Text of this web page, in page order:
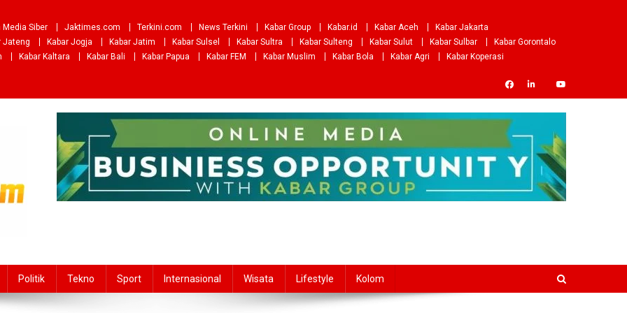
Media Siber Jaktimes.com Terkini.com News Terkini Kabar Group Kabar.id Kabar Aceh
Kabar Jakarta
Jateng Kabar Jogja Kabar Jatim Kabar Sulsel Kabar Sultra Kabar Sulteng Kabar Sulut Kabar Sulbar
Kabar Gorontalo
Kabar Kaltara Kabar Bali Kabar Papua Kabar FEM Kabar Muslim Kabar Bola Kabar Agri
Kabar Koperasi
Politik Tekno Sport Internasional Wisata Lifestyle Kolom